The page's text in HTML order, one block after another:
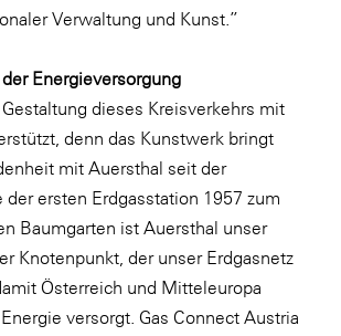
Verwaltung und Kunst.”
Energieversorgung
Gestaltung dieses Kreisverkehrs mit
denn das Kunstwerk bringt
mit Auersthal seit der
der ersten Erdgasstation 1957 zum
Baumgarten ist Auersthal unser
Knotenpunkt, der unser Erdgasnetz
Österreich und Mitteleuropa
versorgt. Gas Connect Austria